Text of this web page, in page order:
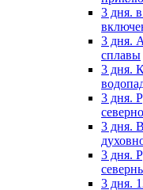
3 дня.
3 дня.
сплавы
3 дня.
3 дня.
3 дня.
3 дня.
3 дня.